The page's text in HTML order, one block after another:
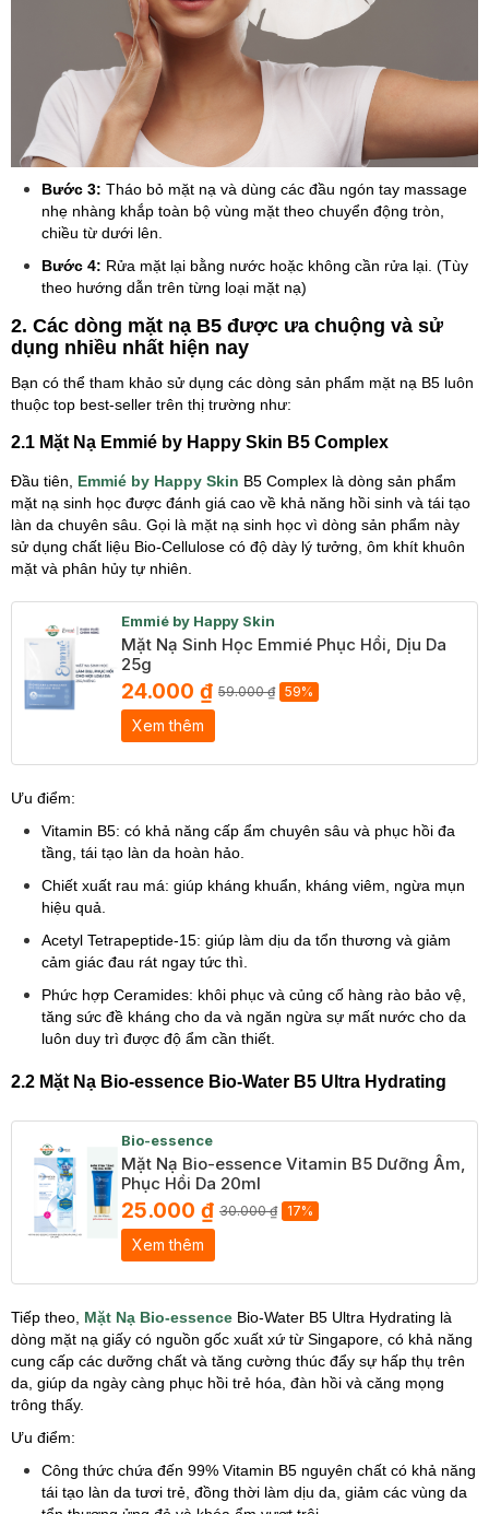
Bước 3: Tháo bỏ mặt nạ và dùng các đầu ngón tay massage
nhẹ nhàng khắp toàn bộ vùng mặt theo chuyển động tròn,
chiều từ dưới lên.
Bước 4: Rửa mặt lại bằng nước hoặc không cần rửa lại. (Tùy
theo hướng dẫn trên từng loại mặt nạ)
2. Các dòng mặt nạ B5 được ưa chuộng và sử
dụng nhiều nhất hiện nay
Bạn có thể tham khảo sử dụng các dòng sản phẩm mặt nạ B5 luôn
thuộc top best-seller trên thị trường như:
2.1 Mặt Nạ Emmié by Happy Skin B5 Complex
Đầu tiên, Emmié by Happy Skin B5 Complex là dòng sản phẩm
mặt nạ sinh học được đánh giá cao về khả năng hồi sinh và tái tạo
làn da chuyên sâu. Gọi là mặt nạ sinh học vì dòng sản phẩm này
sử dụng chất liệu Bio-Cellulose có độ dày lý tưởng, ôm khít khuôn
mặt và phân hủy tự nhiên.
Emmié by Happy Skin
Mặt Nạ Sinh Học Emmié Phục Hồi, Dịu Da
25g
24.000 ₫ 59.000 ₫ 59%
Xem thêm
Ưu điểm:
Vitamin B5: có khả năng cấp ẩm chuyên sâu và phục hồi đa
tầng, tái tạo làn da hoàn hảo.
Chiết xuất rau má: giúp kháng khuẩn, kháng viêm, ngừa mụn
hiệu quả.
Acetyl Tetrapeptide-15: giúp làm dịu da tổn thương và giảm
cảm giác đau rát ngay tức thì.
Phức hợp Ceramides: khôi phục và củng cố hàng rào bảo vệ,
tăng sức đề kháng cho da và ngăn ngừa sự mất nước cho da
luôn duy trì được độ ẩm cần thiết.
2.2 Mặt Nạ Bio-essence Bio-Water B5 Ultra Hydrating
Bio-essence
Mặt Nạ Bio-essence Vitamin B5 Dưỡng Ẩm,
Phục Hồi Da 20ml
25.000 ₫ 30.000 ₫ 17%
Xem thêm
Tiếp theo, Mặt Nạ Bio-essence Bio-Water B5 Ultra Hydrating là
dòng mặt nạ giấy có nguồn gốc xuất xứ từ Singapore, có khả năng
cung cấp các dưỡng chất và tăng cường thúc đẩy sự hấp thụ trên
da, giúp da ngày càng phục hồi trẻ hóa, đàn hồi và căng mọng
trông thấy.
Ưu điểm:
Công thức chứa đến 99% Vitamin B5 nguyên chất có khả năng
tái tạo làn da tươi trẻ, đồng thời làm dịu da, giảm các vùng da